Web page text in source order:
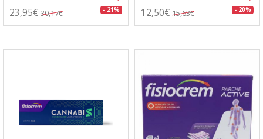
23,95€ 30,17€ - 21% 12,50€ 15,63€ - 20%